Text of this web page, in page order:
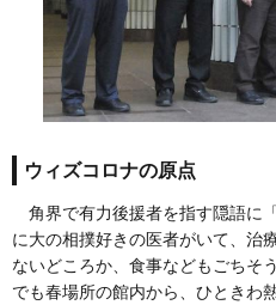
ウィズコロナの原点
角界で有力後援者を指す隠語に
に大の相撲好きの医者がいて、治
ないどころか、食事などもごちそ
でも春場所の館内から、ひときわ